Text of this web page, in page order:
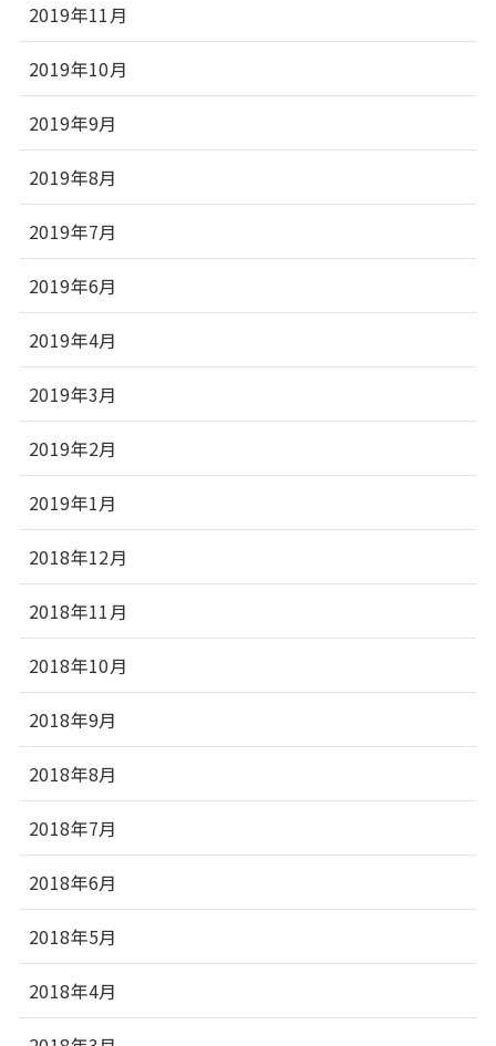
2019年11月
2019年10月
2019年9月
2019年8月
2019年7月
2019年6月
2019年4月
2019年3月
2019年2月
2019年1月
2018年12月
2018年11月
2018年10月
2018年9月
2018年8月
2018年7月
2018年6月
2018年5月
2018年4月